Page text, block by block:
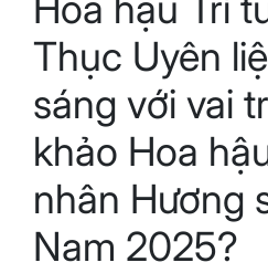
Thục Uyên
sáng với vai
khảo Hoa
nhân Hương
Nam 2025?